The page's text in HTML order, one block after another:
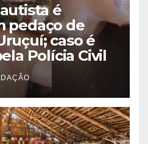
é
pedaço de
caso é
Polícia Civil